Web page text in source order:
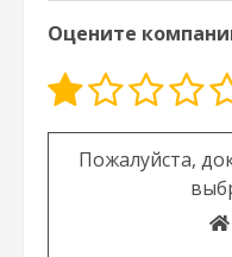
Оцените
Оставьте это
Пожалуйста,